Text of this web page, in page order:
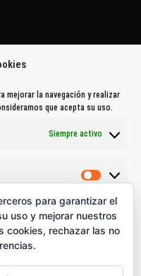
mejorar la navegación y realizar
que acepta su uso.
Siempre activo
4 - 08028 - Barcelona
para garantizar el
uso y mejorar nuestros
cookies, rechazar las no